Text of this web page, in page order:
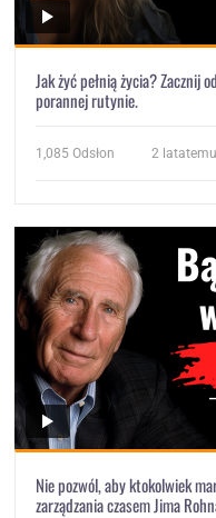
Jak żyć pełnią życia? Zacznij
porannej rutynie.
1,085 Odsłon 2 latatemu
Nie pozwól, aby ktokolwiek
zarządzania czasem Jima